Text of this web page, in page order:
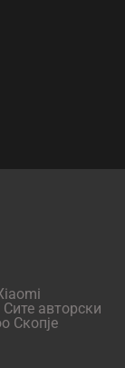
авторски
Скопје